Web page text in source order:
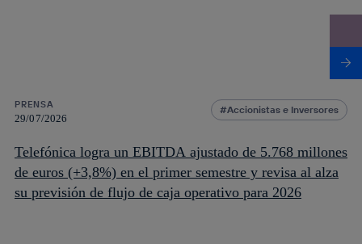
PRENSA
29/07/2026
Accionistas e Inversores
Telefónica logra un EBITDA ajustado de 5.768 millones
de euros (+3,8%) en el primer semestre y revisa al alza
su previsión de flujo de caja operativo para 2026